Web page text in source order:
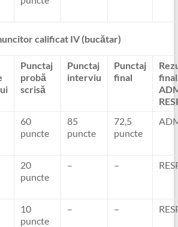
calificat IV (bucătar)
Punctaj
probă
scrisă
Punctaj
interviu
Punctaj
final
final
60
puncte
85
puncte
72,5
puncte
20
puncte
– –
10
puncte
– –